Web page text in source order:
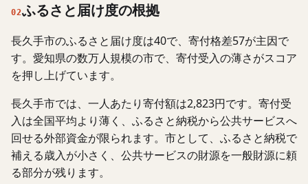
02ふるさと届け度の根拠
長久手市のふるさと届け度は40で、寄付格差57が主因で
す。愛知県の数万人規模の市で、寄付受入の薄さがスコア
を押し上げています。
長久手市では、一人あたり寄付額は2,823円です。寄付受
入は全国平均より薄く、ふるさと納税から公共サービスへ
回せる外部資金が限られます。市として、ふるさと納税で
補える歳入が小さく、公共サービスの財源を一般財源に頼
る部分が残ります。